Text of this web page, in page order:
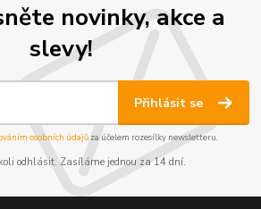
novinky, akce a
slevy!
Přihlásit se
osobních údajůza účelem rozesílky newsletteru.
odhlásit. Zasíláme jednou za 14 dní.